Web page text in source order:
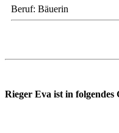
Beruf: Bäuerin
Rieger Eva ist in folgendes